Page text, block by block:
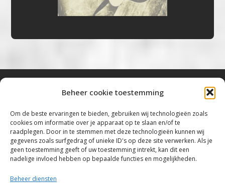
Beheer cookie toestemming
Om de beste ervaringen te bieden, gebruiken wij technologieën zoals
cookies om informatie over je apparaat op te slaan en/of te
raadplegen. Door in te stemmen met deze technologieën kunnen wij
gegevens zoals surfgedrag of unieke ID's op deze site verwerken. Als je
geen toestemming geeft of uw toestemming intrekt, kan dit een
nadelige invloed hebben op bepaalde functies en mogelijkheden.
Beheer diensten
“Voor de mooiste Blues, Rock, Roots &
Americana”
Copyright 2019 – 2026 Bluestown Music – All